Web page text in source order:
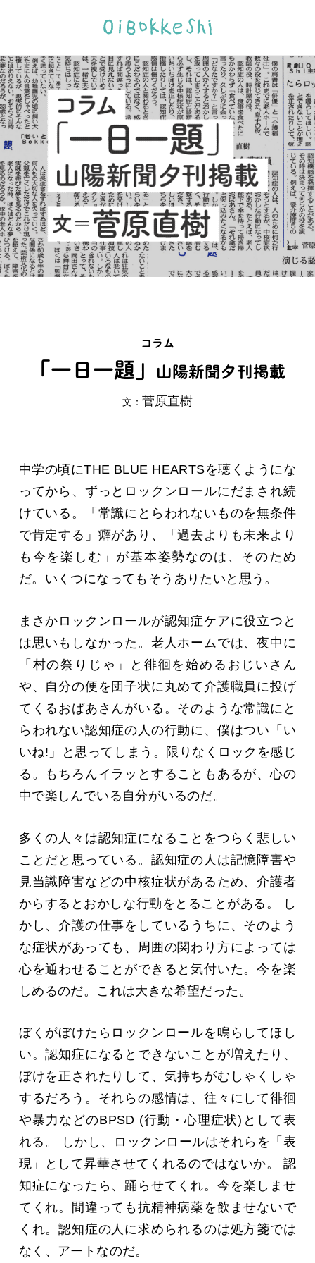
コラム
「一日一題」 山陽新聞夕刊掲載
文： 菅原直樹
中学の頃にTHE BLUE HEARTSを聴くようにな
ってから、ずっとロックンロールにだまされ続
けている。「常識にとらわれないものを無条件
で肯定する」癖があり、「過去よりも未来より
も今を楽しむ」が基本姿勢なのは、そのため
だ。いくつになってもそうありたいと思う。
まさかロックンロールが認知症ケアに役立つと
は思いもしなかった。老人ホームでは、夜中に
「村の祭りじゃ」と徘徊を始めるおじいさん
や、自分の便を団子状に丸めて介護職員に投げ
てくるおばあさんがいる。そのような常識にと
らわれない認知症の人の行動に、僕はつい「い
いね!」と思ってしまう。限りなくロックを感じ
る。もちろんイラッとすることもあるが、心の
中で楽しんでいる自分がいるのだ。
多くの人々は認知症になることをつらく悲しい
ことだと思っている。認知症の人は記憶障害や
見当識障害などの中核症状があるため、介護者
からするとおかしな行動をとることがある。 し
かし、介護の仕事をしているうちに、そのよう
な症状があっても、周囲の関わり方によっては
心を通わせることができると気付いた。今を楽
しめるのだ。これは大きな希望だった。
ぼくがぼけたらロックンロールを鳴らしてほし
い。認知症になるとできないことが増えたり、
ぼけを正されたりして、気持ちがむしゃくしゃ
するだろう。それらの感情は、往々にして徘徊
や暴力などのBPSD (行動・心理症状)として表
れる。 しかし、ロックンロールはそれらを「表
現」として昇華させてくれるのではないか。 認
知症になったら、踊らせてくれ。今を楽しませ
てくれ。間違っても抗精神病薬を飲ませないで
くれ。認知症の人に求められるのは処方箋では
なく、アートなのだ。